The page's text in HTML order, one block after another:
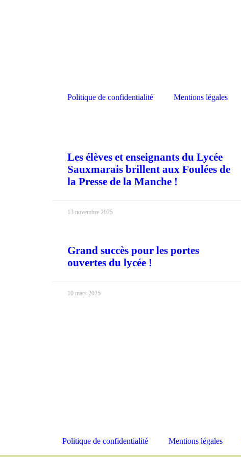
Politique de confidentialité Mentions légales
Les élèves et enseignants du Lycée
Sauxmarais brillent aux Foulées de
la Presse de la Manche !
13 novembre 2025
Grand succès pour les portes
ouvertes du lycée !
10 mars 2025
Politique de confidentialité Mentions légales